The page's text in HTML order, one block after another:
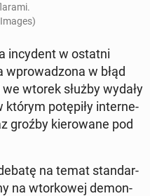
in­cy­dent w ostatni
wpro­wa­dzo­na w błąd
wtorek służby wydały
którym po­tę­pi­ły in­ter­ne­
groźby kie­ro­wa­ne pod
na temat stan­dar­
na wtor­ko­wej de­mon­